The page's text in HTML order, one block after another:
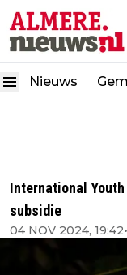
Nieuws
International
subsidie
04 NOV 2024, 19:42•